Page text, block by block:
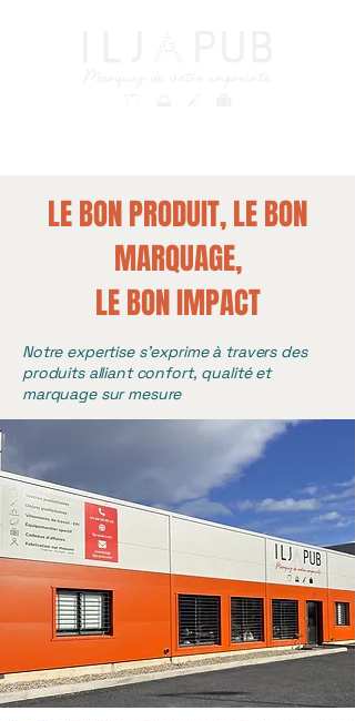
LE BON PRODUIT, LE BON
MARQUAGE,
LE BON IMPACT
Notre expertise s’exprime à travers des
produits alliant confort, qualité et
marquage sur mesure